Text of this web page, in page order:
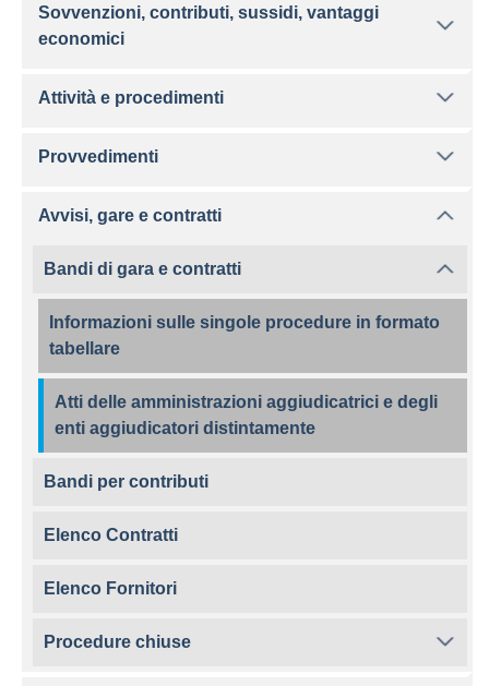
Sovvenzioni, contributi, sussidi, vantaggi
economici
Attività e procedimenti
Provvedimenti
Avvisi, gare e contratti
Bandi di gara e contratti
Informazioni sulle singole procedure in formato
tabellare
Atti delle amministrazioni aggiudicatrici e degli
enti aggiudicatori distintamente
Bandi per contributi
Elenco Contratti
Elenco Fornitori
Procedure chiuse